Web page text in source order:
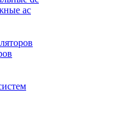
ac